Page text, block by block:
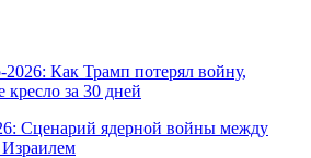
2026: Как Трамп потерял войну,
кресло за 30 дней
Сценарий ядерной войны между